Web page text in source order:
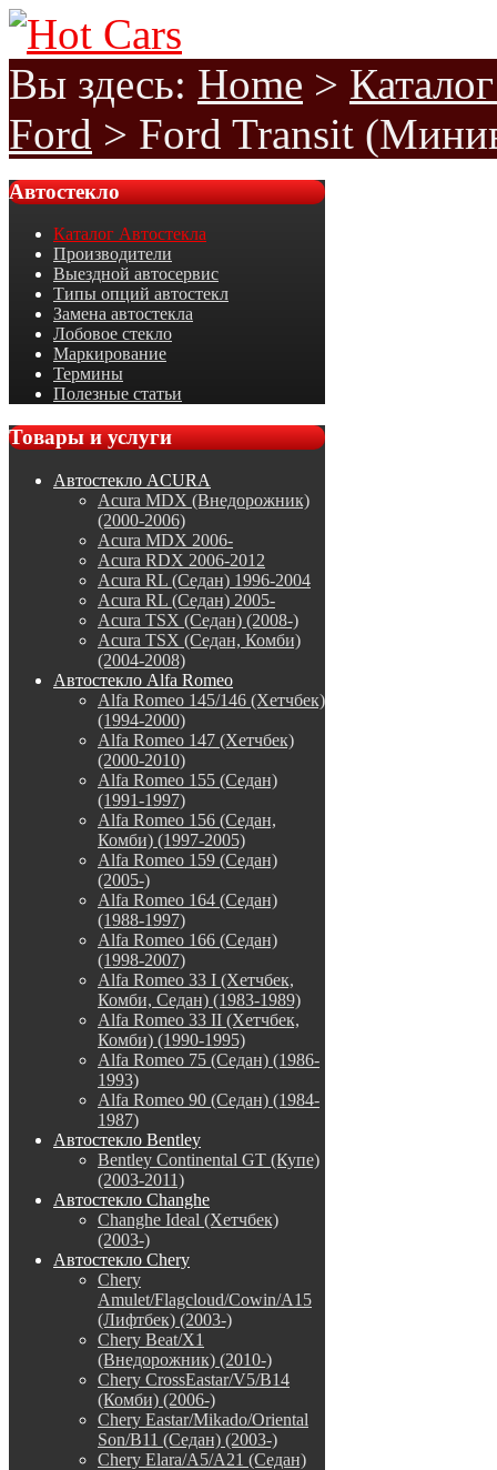
Вы здесь: Home >
Ford > Ford Transit
Автостекло
Каталог Автостекла
Производители
Выездной автосервис
Типы опций автостекл
Замена автостекла
Лобовое стекло
Маркирование
Термины
Полезные статьи
Товарыи услуги
Автостекло ACURA
Acura MDX (Внедорожник)
(2000-2006)
Acura MDX 2006-
Acura RDX 2006-2012
Acura RL (Седан) 1996-2004
Acura RL (Седан) 2005-
Acura TSX (Седан) (2008-)
Acura TSX (Седан, Комби)
(2004-2008)
Автостекло Alfa Romeo
Alfa Romeo 145/146 (Хетчбек)
(1994-2000)
Alfa Romeo 147 (Хетчбек)
(2000-2010)
Alfa Romeo 155 (Седан)
(1991-1997)
Alfa Romeo 156 (Седан,
Комби) (1997-2005)
Alfa Romeo 159 (Седан)
(2005-)
Alfa Romeo 164 (Седан)
(1988-1997)
Alfa Romeo 166 (Седан)
(1998-2007)
Alfa Romeo 33 I (Хетчбек,
Комби, Седан) (1983-1989)
Alfa Romeo 33 II (Хетчбек,
Комби) (1990-1995)
Alfa Romeo 75 (Седан) (1986-
1993)
Alfa Romeo 90 (Седан) (1984-
1987)
Автостекло Bentley
Bentley Continental GT (Купе)
(2003-2011)
Автостекло Changhe
Changhe Ideal (Хетчбек)
(2003-)
Автостекло Chery
Chery
Amulet/Flagcloud/Cowin/A15
(Лифтбек) (2003-)
Chery Beat/X1
(Внедорожник) (2010-)
Chery CrossEastar/V5/B14
(Комби) (2006-)
Chery Eastar/Mikado/Oriental
Son/B11 (Седан) (2003-)
Chery Elara/A5/A21 (Седан)